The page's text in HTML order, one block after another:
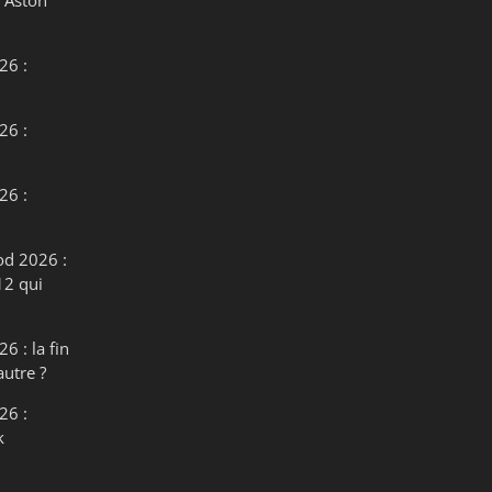
:
:
:
2026 :
qui
: la fin
?
: